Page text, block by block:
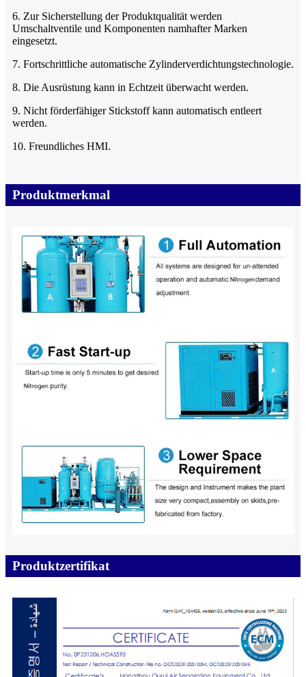
6. Zur Sicherstellung der Produktqualität werden
Umschaltventile und Komponenten namhafter Marken
eingesetzt.
7. Fortschrittliche automatische Zylinderverdichtungstechnologie.
8. Die Ausrüstung kann in Echtzeit überwacht werden.
9. Nicht förderfähiger Stickstoff kann automatisch entleert
werden.
10. Freundliches HMI.
Produktmerkmal
Produktzertifikat